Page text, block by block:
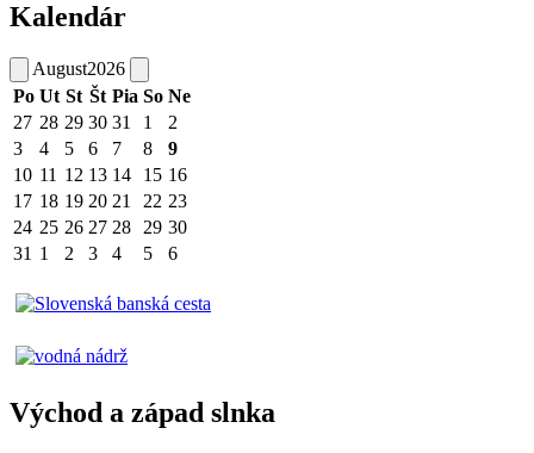
Kalendár
August2026
Po Ut St Št Pia So Ne
27 28 29 30 31 1
2
3
4 5 6 7 8
9
10 11 12 13 14 15 16
17 18 19 20 21 22 23
24 25 26 27 28 29 30
31 1 2 3 4 5 6
Východ a západ slnka